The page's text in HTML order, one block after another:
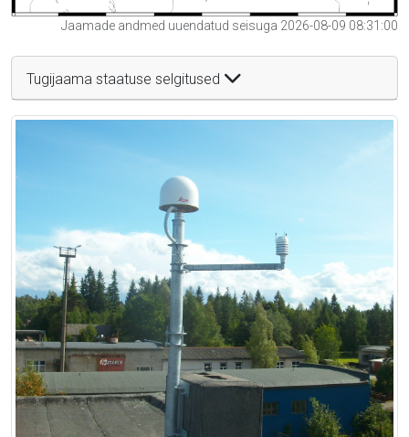
Jaamade andmed uuendatud seisuga 2026-08-09 08:31:00
Tugijaama staatuse selgitused